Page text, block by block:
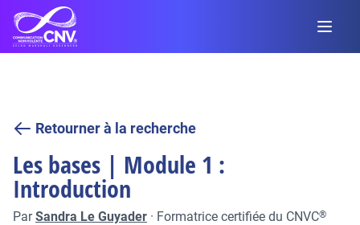
Retourner à la recherche
Les bases | Module 1 :
Introduction
ParSandra Le Guyader · Formatrice certifiée du CNVC®